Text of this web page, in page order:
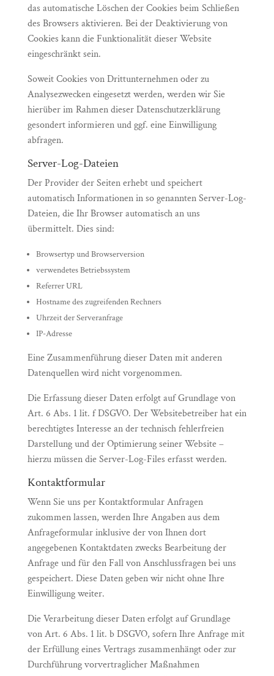
das automatische Löschen der Cookies beim Schließen
des Browsers aktivieren. Bei der Deaktivierung von
Cookies kann die Funktionalität dieser Website
eingeschränkt sein.
Soweit Cookies von Drittunternehmen oder zu
Analysezwecken eingesetzt werden, werden wir Sie
hierüber im Rahmen dieser Datenschutzerklärung
gesondert informieren und ggf. eine Einwilligung
abfragen.
Server-Log-Dateien
Der Provider der Seiten erhebt und speichert
automatisch Informationen in so genannten Server-Log-
Dateien, die Ihr Browser automatisch an uns
übermittelt. Dies sind:
Browsertyp und Browserversion
verwendetes Betriebssystem
Referrer URL
Hostname des zugreifenden Rechners
Uhrzeit der Serveranfrage
IP-Adresse
Eine Zusammenführung dieser Daten mit anderen
Datenquellen wird nicht vorgenommen.
Die Erfassung dieser Daten erfolgt auf Grundlage von
Art. 6 Abs. 1 lit. f DSGVO. Der Websitebetreiber hat ein
berechtigtes Interesse an der technisch fehlerfreien
Darstellung und der Optimierung seiner Website –
hierzu müssen die Server-Log-Files erfasst werden.
Kontaktformular
Wenn Sie uns per Kontaktformular Anfragen
zukommen lassen, werden Ihre Angaben aus dem
Anfrageformular inklusive der von Ihnen dort
angegebenen Kontaktdaten zwecks Bearbeitung der
Anfrage und für den Fall von Anschlussfragen bei uns
gespeichert. Diese Daten geben wir nicht ohne Ihre
Einwilligung weiter.
Die Verarbeitung dieser Daten erfolgt auf Grundlage
von Art. 6 Abs. 1 lit. b DSGVO, sofern Ihre Anfrage mit
der Erfüllung eines Vertrags zusammenhängt oder zur
Durchführung vorvertraglicher Maßnahmen